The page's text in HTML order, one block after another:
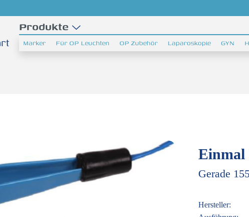
Produkte
Marker Für OP Leuchten OP Zubehör Laparoskopie GYN
Einmal
Gerade
Hersteller: